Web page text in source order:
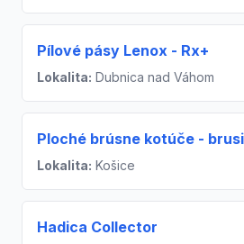
Pílové pásy Lenox - Rx+
Lokalita: Dubnica nad Váhom
Ploché brúsne kotúče -
Lokalita: Košice
Hadica Collector